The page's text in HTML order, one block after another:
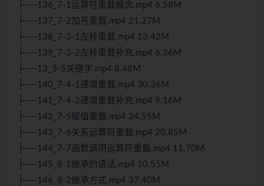
├──136_7-1运算符重载概念.mp4 6.58M
├──137_7-2加号重载.mp4 21.27M
├──138_7-3-1左移重载.mp4 13.42M
├──139_7-3-2左移重载补充.mp4 6.36M
├──13_3-5关键字.mp4 8.48M
├──140_7-4-1递增重载.mp4 30.36M
├──141_7-4-2递增重载补充.mp4 9.16M
├──142_7-5赋值重载.mp4 24.55M
├──143_7-6关系运算符重载.mp4 20.85M
├──144_7-7函数调用运算符重载.mp4 11.70M
├──145_8-1继承的语法.mp4 10.55M
├──146_8-2继承方式.mp4 37.40M